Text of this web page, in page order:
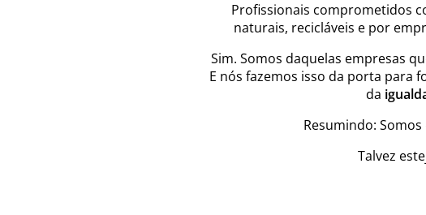
Profissionais comprometidos
naturais, recicláveis e por
Sim. Somos daquelas empresas
E nós fazemos isso da porta
da
Resumindo:
Talvez